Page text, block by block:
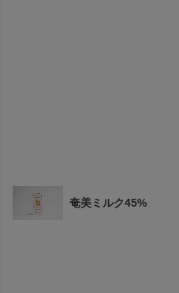
奄美ミルク45%